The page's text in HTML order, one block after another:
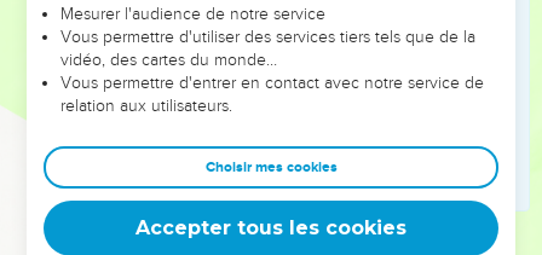
suis entré, elle n'a pas cessé de m'embrasser les pieds.
Tu n'as pas versé d'huile sur ma tête ; mais elle, elle a
versé du parfum sur mes pieds.
C'est pourquoi je te le dis, ses nombreux péchés ont été
pardonnés, puisqu'elle a beaucoup aimé. Mais celui à qui
l'on pardonne peu aime peu. »
Et il dit à la femme : « Tes péchés sont pardonnés. »
Les invités se mirent à dire en eux-mêmes : « Qui est cet
Mesurer l'audience de notre service
Vous permettre d'utiliser des services tiers tels que de la
vidéo, des cartes du monde…
Vous permettre d'entrer en contact avec notre service de
relation aux utilisateurs.
Choisir mes cookies
Accepter tous les cookies